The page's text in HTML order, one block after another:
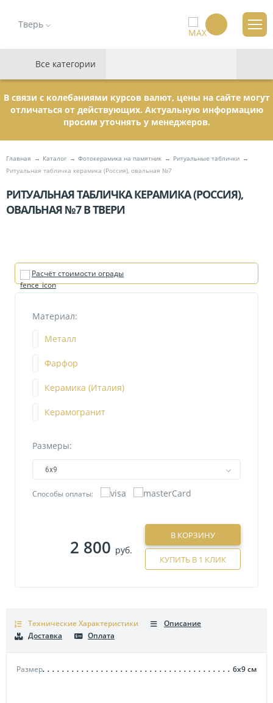
Тверь
Все категории
В связи с колебаниями курсов валют, цены на сайте могут
отличаться от действующих. Актуальную информацию
просим уточнять у менеджеров.
Главная Каталог Фотокерамика на памятник
Ритуальные таблички
Ритуальная табличка керамика (Россия), овальная №7
РИТУАЛЬНАЯ ТАБЛИЧКА КЕРАМИКА (РОССИЯ),
ОВАЛЬНАЯ №7 В ТВЕРИ
Расчёт стоимости ограды
Материал:
Металл
Фарфор
Керамика (Италия)
Керамогранит
Размеры:
6х9
Способы оплаты:
2 800 руб.
В КОРЗИНУ
КУПИТЬ В 1 КЛИК
Технические Характеристики
Размер 6х9см
Описание
Доставка
Оплата